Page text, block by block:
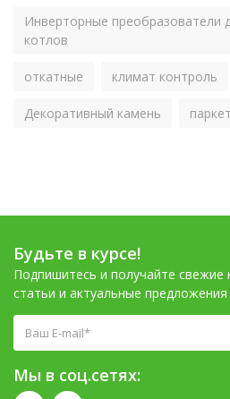
Инверторные преобразователи
котлов
откатные климат контроль
Декоративный камень паркет
Будьте в курсе!
Подпишитесь и получайте свежие
статьи и актуальные предложения
Мы в соц.сетях: